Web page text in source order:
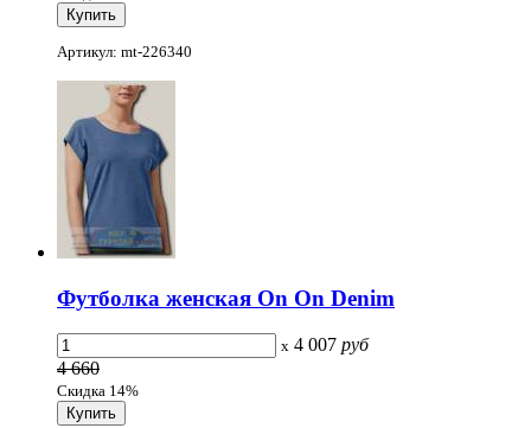
Артикул: mt-226340
Футболка женская On On Denim
x 4 007 руб
4 660
Скидка 14%